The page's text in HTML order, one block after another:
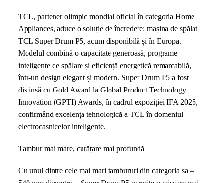
în
Europa
TCL, partener olimpic mondial oficial în categoria Home
Appliances, aduce o soluție de încredere: mașina de spălat
TCL Super Drum P5, acum disponibilă și în Europa.
Modelul combină o capacitate generoasă, programe
inteligente de spălare și eficiență energetică remarcabilă,
într-un design elegant și modern. Super Drum P5 a fost
distinsă cu Gold Award la Global Product Technology
Innovation (GPTI) Awards, în cadrul expoziției IFA 2025,
confirmând excelența tehnologică a TCL în domeniul
electrocasnicelor inteligente.
Tambur mai mare, curățare mai profundă
Cu unul dintre cele mai mari tambururi din categoria sa –